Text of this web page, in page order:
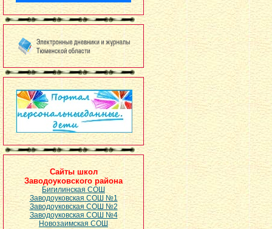
Сайты школ
Заводоуковского района
Бигилинская СОШ
Заводоуковская СОШ №1
Заводоуковская СОШ №2
Заводоуковская СОШ №4
Новозаимская СОШ